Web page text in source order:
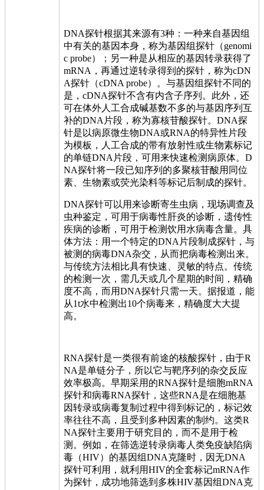
DNA探针根据其来源有3种：一种来自基因组
中有关的基因本身，称为基因组探针（genomi
c probe）；另一种是从相应的基因转录获得了
mRNA，再通过逆转录得到的探针，称为cDN
A探针（cDNA probe）。与基因组探针不同的
是，cDNA探针不含有内含子序列。此外，还
可在体外人工合成碱基数不多的与基因序列互
补的DNA片段，称为寡核苷酸探针。DNA探
针是以病原微生物DNA或RNA的特异性片段
为模板，人工合成的带有放射性或生物素标记
的单链DNA片段，可用来快速检测病原体。D
NA探针将一段已知序列的多聚核苷酸用同位
素、生物素或荧光染料等标记后制成的探针。
DNA探针可以用来诊断寄生虫病，现场调查及
虫种鉴定，可用于病毒性肝炎的诊断，遗传性
疾病的诊断，可用于检测饮用水病毒含量。具
体方法：用一个特定的DNA片段制成探针，与
被测的病毒DNA杂交，从而把病毒检测出来。
与传统方法相比具有快速、灵敏的特点。传统
的检测一次，需几天或几个星期的时间，精确
度不高，而用DNA探针只需一天。据报道，能
从1t水中检测出10个病毒来，精确度大大提
高。
RNA探针是一类很有前途的核酸探针，由于R
NA是单链分子，所以它与靶序列的杂交反应
效率极高。早期采用的RNA探针是细胞mRNA
探针和病毒RNA探针，这些RNA是在细胞基
因转录或病毒复制过程中得到标记的，标记效
率往往不高，且受到多种因素的制约。这类R
NA探针主要用于研究目的，而不是用于检
测。例如，在筛选逆转录病毒人类免疫缺陷病
毒（HIV）的基因组DNA克隆时，因无DNA
探针可利用，就利用HIV的全套标记mRNA作
为探针，成功地筛选到多株HIV基因组DNA克